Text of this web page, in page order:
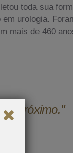
toda sua
urologia.
mais de 460
o próximo."